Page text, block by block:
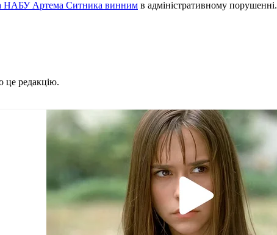
НАБУ Артема Ситника винним в адміністративному порушенні.
це редакцію.